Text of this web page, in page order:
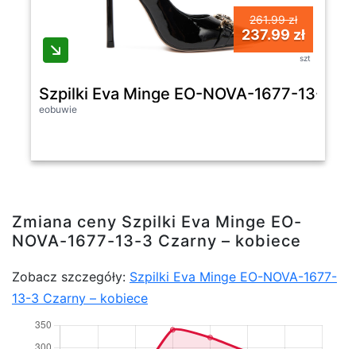
261.99 zł
237.99 zł
szt
Szpilki Eva Minge EO-NOVA-1677-13-3
eobuwie
Zmiana ceny Szpilki Eva Minge EO-
NOVA-1677-13-3 Czarny – kobiece
Zobacz szczegóły: Szpilki Eva Minge EO-NOVA-1677-
13-3 Czarny – kobiece